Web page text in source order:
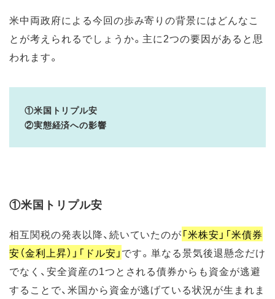
米中両政府による今回の歩み寄りの背景にはどんなこ
とが考えられるでしょうか。主に2つの要因があると思
われます。
①米国トリプル安
②実態経済への影響
①米国トリプル安
相互関税の発表以降、続いていたのが「米株安」「米債券
安（金利上昇）」「ドル安」です。単なる景気後退懸念だけ
でなく、安全資産の1つとされる債券からも資金が逃避
することで、米国から資金が逃げている状況が生まれま